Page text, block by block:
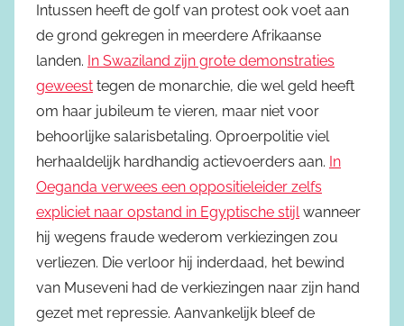
Intussen heeft de golf van protest ook voet aan
de grond gekregen in meerdere Afrikaanse
landen. In Swaziland zijn grote demonstraties
geweest tegen de monarchie, die wel geld heeft
om haar jubileum te vieren, maar niet voor
behoorlijke salarisbetaling. Oproerpolitie viel
herhaaldelijk hardhandig actievoerders aan. In
Oeganda verwees een oppositieleider zelfs
expliciet naar opstand in Egyptische stijl wanneer
hij wegens fraude wederom verkiezingen zou
verliezen. Die verloor hij inderdaad, het bewind
van Museveni had de verkiezingen naar zijn hand
gezet met repressie. Aanvankelijk bleef de